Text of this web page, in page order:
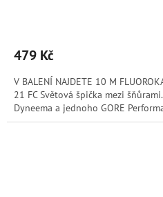
479 Kč
V BALENÍ NAJDETE 10 M
21 FC Světová špička mezi
Dyneema a jednoho GORE